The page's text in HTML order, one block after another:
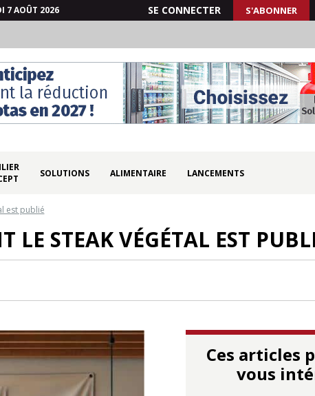
7 AOÛT 2026 SE CONNECTER S'ABONNER
SOLUTIONS ALIMENTAIRE LANCEMENTS
est publié
LE STEAK VÉGÉTAL EST
Ces articles
vous